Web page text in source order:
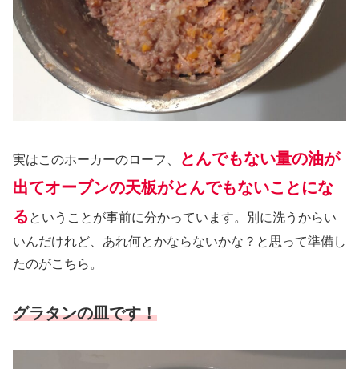
実はこのホーカーのローフ、
とんでもない量の油が
出てオーブンの天板がとんでもないことにな
るということが事前に分かっています。別に洗うからい
いんだけれど、あれ何とかならないかな？と思って準備し
たのがこちら。
グラタンの皿です！